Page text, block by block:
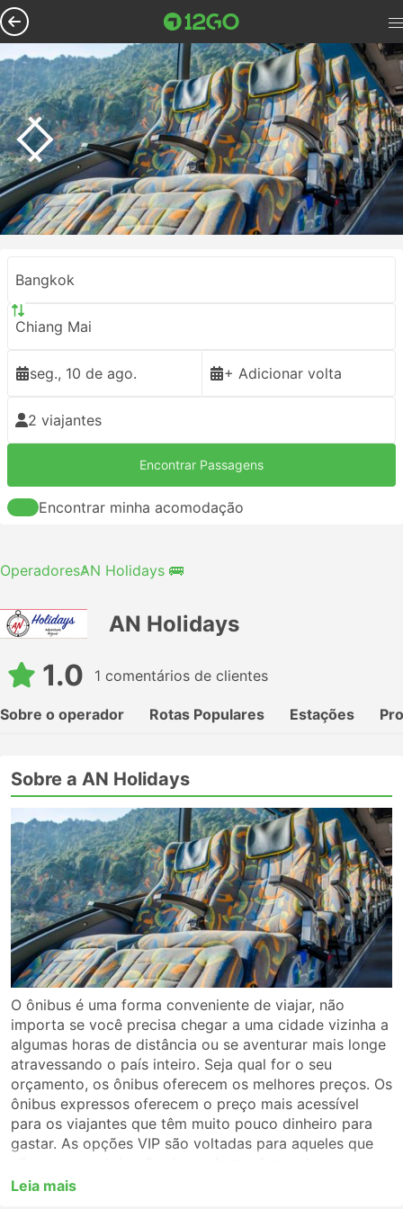
Bangkok
Chiang Mai
seg., 10 de ago. + Adicionar volta
2 viajantes
Encontrar Passagens
Encontrar minha acomodação
OperadoresAN Holidays 🚌
AN Holidays
1.0 1 comentários de clientes
Sobre o operador Rotas Populares Estações
Sobre a AN Holidays
O ônibus é uma forma conveniente de viajar, não
importa se você precisa chegar a uma cidade vizinha a
algumas horas de distância ou se aventurar mais longe
atravessando o país inteiro. Seja qual for o seu
orçamento, os ônibus oferecem os melhores preços. Os
ônibus expressos oferecem o preço mais acessível
para os viajantes que têm muito pouco dinheiro para
gastar. As opções VIP são voltadas para aqueles que
ônibus, certifique-se de escolher o tipo de serviço que
Leia mais